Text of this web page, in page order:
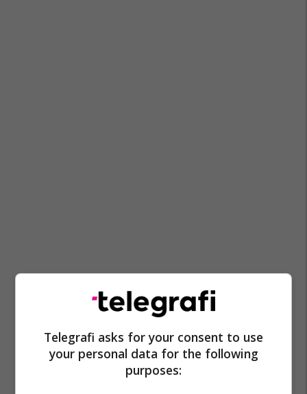
Telegrafi asks for your consent to use
your personal data for the following
purposes: